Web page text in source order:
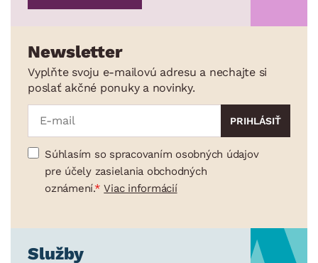
Newsletter
Vyplňte svoju e-mailovú adresu a nechajte si
poslať akčné ponuky a novinky.
Súhlasím so spracovaním osobných údajov
pre účely zasielania obchodných
oznámení.
Viac informácií
Služby